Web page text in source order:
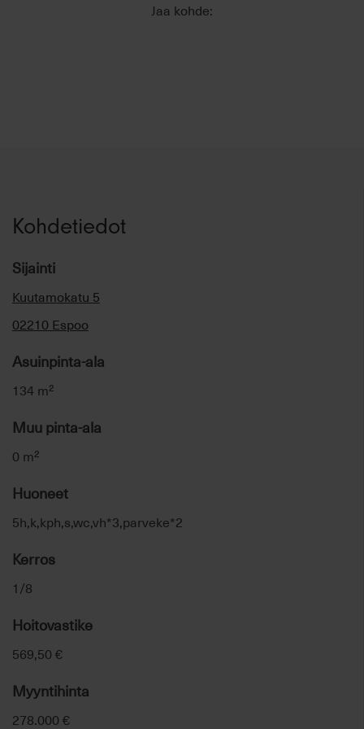
Jaa kohde:
Kohdetiedot
Sijainti
Kuutamokatu 5
02210 Espoo
Asuinpinta-ala
134 m²
Muu pinta-ala
0 m²
Huoneet
5h,k,kph,s,wc,vh*3,parveke*2
Kerros
1/8
Hoitovastike
569,50 €
Myyntihinta
278.000 €